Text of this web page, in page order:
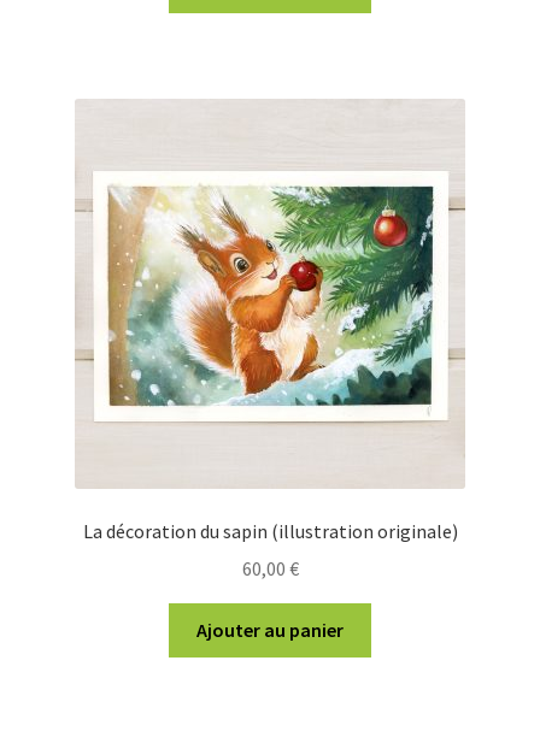
La décoration du sapin (illustration originale)
60,00 €
Ajouter au panier